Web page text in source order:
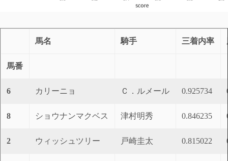
馬名 騎手 三着内率
馬番
6 カリーニョ Ｃ．ルメール 0.925734
8 ショウナンマクベス 津村明秀 0.846235
2 ウィッシュツリー 戸崎圭太 0.815022